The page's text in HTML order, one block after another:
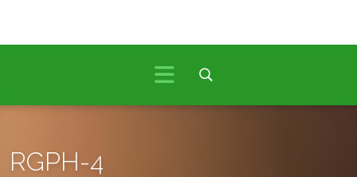
RGPH-4